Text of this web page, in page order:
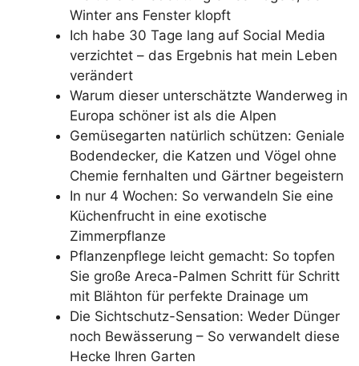
Winter ans Fenster klopft
Ich habe 30 Tage lang auf Social Media
verzichtet – das Ergebnis hat mein Leben
verändert
Warum dieser unterschätzte Wanderweg in
Europa schöner ist als die Alpen
Gemüsegarten natürlich schützen: Geniale
Bodendecker, die Katzen und Vögel ohne
Chemie fernhalten und Gärtner begeistern
In nur 4 Wochen: So verwandeln Sie eine
Küchenfrucht in eine exotische
Zimmerpflanze
Pflanzenpflege leicht gemacht: So topfen
Sie große Areca-Palmen Schritt für Schritt
mit Blähton für perfekte Drainage um
Die Sichtschutz-Sensation: Weder Dünger
noch Bewässerung – So verwandelt diese
Hecke Ihren Garten